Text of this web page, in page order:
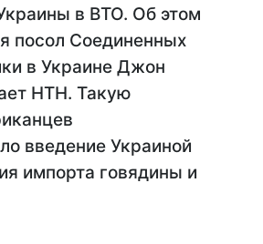
в ВТО. Об этом
посол Соединенных
в Украине Джон
НТН. Такую
введение Украиной
импорта говядины и